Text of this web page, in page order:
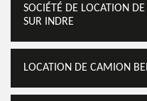
SOCIÉTÉ DE LOCATION
SUR INDRE
LOCATION DE CAMION